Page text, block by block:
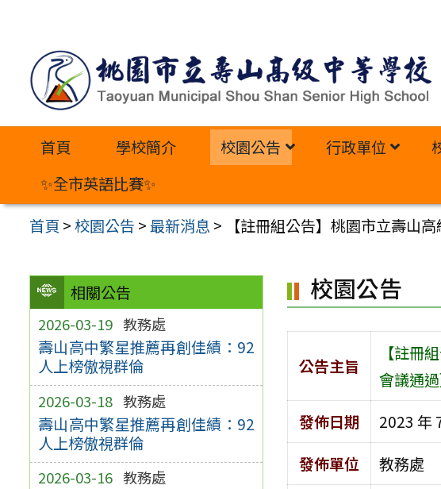
內
首頁 學校簡介 校園公告 行政單位
✨全市英語比賽✨
首頁 >校園公告 >最新消息 > 【註冊組公告】桃園市立壽山
相關公告
2026-03-19 教務處
壽山高中繁星推薦再創佳績：92
人上榜傲視群倫
2026-03-18 教務處
壽山高中繁星推薦再創佳績：92
人上榜傲視群倫
2026-03-16 教務處
校園公告
公告主旨
【註冊
會議通過
發佈日期
2023 年
發佈單位
教務處